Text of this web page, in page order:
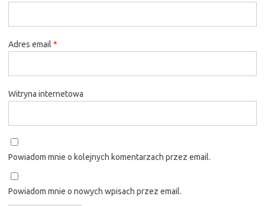
Adres email *
Witryna internetowa
Powiadom mnie o kolejnych komentarzach przez email.
Powiadom mnie o nowych wpisach przez email.